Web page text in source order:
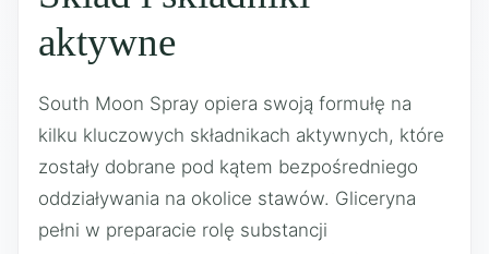
aktywne
South Moon Spray opiera swoją formułę na
kilku kluczowych składnikach aktywnych, które
zostały dobrane pod kątem bezpośredniego
oddziaływania na okolice stawów. Gliceryna
pełni w preparacie rolę substancji